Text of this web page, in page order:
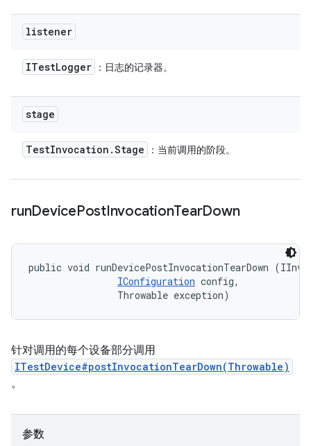
listener
ITestLogger ：日志的记录器。
stage
TestInvocation .Stage ：当前调用的阶段。
runDevicePostInvocationTearDown
public void runDevicePostInvocationTearDown
IConfiguration config,
                Throwable exception)
针对调用的每个设备部分调用
ITestDevice#postInvocationTearDown(Throwable)
。
参数